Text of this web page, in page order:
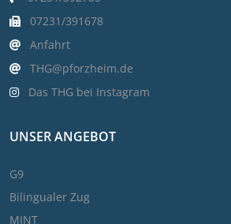
07231/391678
Anfahrt
THG@pforzheim.de
Das THG bei Instagram
UNSER ANGEBOT
G9
Bilingualer Zug
MINT